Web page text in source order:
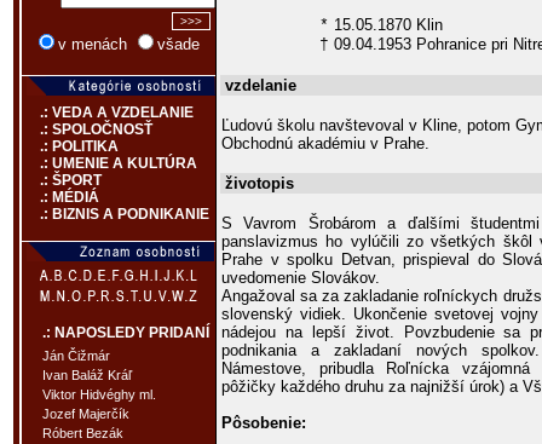
v menách všade
.: VEDA A VZDELANIE
.: SPOLOČNOSŤ
.: POLITIKA
.: UMENIE A KULTÚRA
.: ŠPORT
.: MÉDIÁ
.: BIZNIS A PODNIKANIE
.: NAPOSLEDY PRIDANÍ
Ján Čižmár
Ivan Baláž Kráľ
Viktor Hidvéghy ml.
Jozef Majerčík
Róbert Bezák
* 15.05.1870 Klin
† 09.04.1953 Pohranice pri
vzdelanie
Ľudovú školu navštevoval v Kline, potom
Obchodnú akadémiu v Prahe.
životopis
S Vavrom Šrobárom a ďalšími
panslavizmus ho vylúčili zo všetkých
Prahe v spolku Detvan, prispieval do
uvedomenie Slovákov.
Angažoval sa za zakladanie roľníckych
slovenský vidiek. Ukončenie svetovej
nádejou na lepší život. Povzbudenie sa
podnikania a zakladaní nových
Námestove, pribudla Roľnícka vzájomná
pôžičky každého druhu za najnižší úrok) a
Pôsobenie: